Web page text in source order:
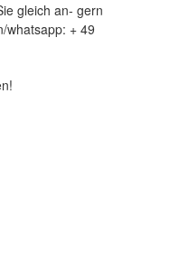
gleich an- gern
whatsapp: + 49